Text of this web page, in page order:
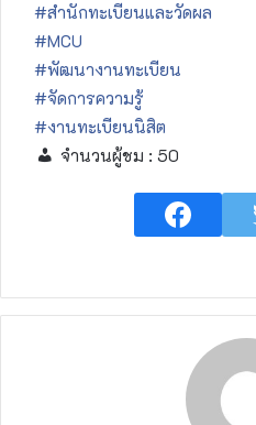
#สำนักทะเบียนและวัดผล
#MCU
#พัฒนางานทะเบียน
#จัดการความรู้
#งานทะเบียนนิสิต
จำนวนผู้ชม : 50